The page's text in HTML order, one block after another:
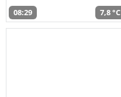
08:29 7,8 °C